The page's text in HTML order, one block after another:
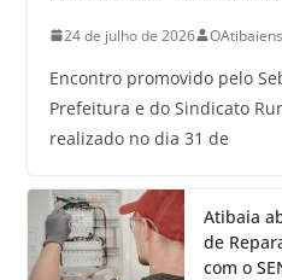
24 de julho de 2026
Encontro promovido pelo
Prefeitura e do Sindicato
realizado no dia 31 de
Atibaia
de
com o